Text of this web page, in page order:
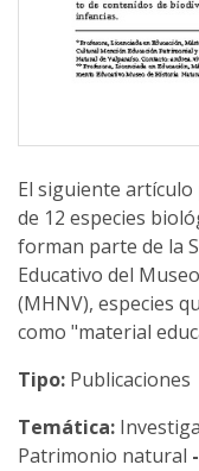
El siguiente
de 12 especies
forman parte de la
Educativo del
(MHNV), especies
como "material
Tipo: Publicaciones
Temática:
Patrimonio natural -